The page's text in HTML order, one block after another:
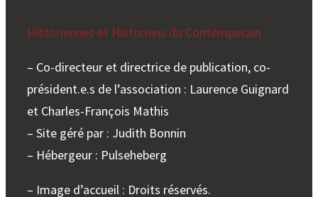
Terminale »
par
et
l’APHG
le
25
mai
2013
Historiennes et Historiens du Contemporain
– Co-directeur et directrice de publication, co-
président.e.s de l’association : Laurence Guignard
et Charles-François Mathis
– Site géré par : Judith Bonnin
– Hébergeur : Pulseheberg
– Image d’accueil : Droits réservés.